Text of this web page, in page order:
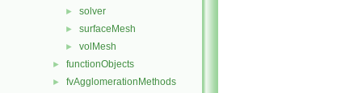
► solver
► surfaceMesh
► volMesh
► functionObjects
► fvAgglomerationMethods